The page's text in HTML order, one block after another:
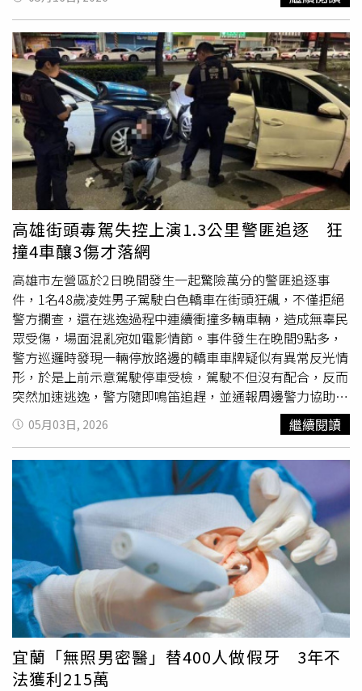
勢與環境狀況不明，擔心貿然下水恐發生危險，因此2人並
未直接進入河中救援，而是第一時間撥打電話報案，希望警
消盡速到場協助。新北市政府警察局海山分局與消防單位接
獲通報後，隨即派遣警力及消防救護人員前往現場。救援人
員抵達後，立即展開搜救與岸邊救援作業，並在現場民眾協
助下，合力將朱姓婦人救起。不過，婦人被拉上岸時已沒有
呼吸心跳，救護人員隨即在現場施作急救處置，之後由救護
車緊急送往亞東醫院持續搶救。院方醫療團隊接手後持續進
行急救，但朱姓婦人傷勢與身體狀況仍未改善，最後於當晚
11時35分宣告不治。警方後續也已聯繫婦人家屬前往醫院
處理相關事宜，家屬得知消息後趕赴醫院了解情況。警方表
示，目前已依規定報請新北地方檢察署進行司法相驗，後續
將釐清婦人實際死因，以及落水前是否有其他因素介入。◎
勇敢求救並非弱者，您的痛苦有人願意傾聽，請撥打
1995◎如果您覺得痛苦、似乎沒有出路，您並不孤單，請
撥打1925
高雄街頭毒駕失控上演1.3公里警匪追逐 狂
撞4車釀3傷才落網
高雄市左營區於2日晚間發生一起驚險萬分的警匪追逐事
件，1名48歲凌姓男子駕駛白色轎車在街頭狂飆，不僅拒絕
警方攔查，還在逃逸過程中連續衝撞多輛車輛，造成無辜民
眾受傷，場面混亂宛如電影情節。事件發生在晚間9點多，
警方巡邏時發現一輛停放路邊的轎車車牌疑似有異常反光情
形，於是上前示意駕駛停車受檢，駕駛不但沒有配合，反而
突然加速逃逸，警方隨即鳴笛追趕，並通報周邊警力協助攔
截，展開長達1.3公里的街頭追逐。逃逸過程中，凌姓男子
情緒激動、駕駛失控，甚至違規從快車道切上斑馬線，再急
轉彎企圖甩開警方，卻不慎撞上兩輛休旅車，分別為一名43
歲林姓女子駕駛的福特車以及42歲朱姓
女子駕駛的BMW車
輛，現場還波及2輛雙載機車，導致騎士與乘客跌倒，總計
造成3人受輕傷，緊急送醫治療。最終，該車在失控情況下
撞上路邊緣石才停下，警方迅速上前包圍並持槍喝令駕駛下
車，儘管男子態度囂張、拒不配合，仍被警方強制控制並逮
捕。警方在車內查獲第二級毒品安非他命共2包（毛重6.68
公克）及吸食器具。經進一步檢測，凌男酒測值為0，但唾
液快篩對甲基安非他命呈陽性反應，確認涉及毒駕。警方依
法依《道路交通管理處罰條例》開罰，最高可處12萬元罰
鍰，並將其依公共危險罪及違反毒品危害防制條例移送地檢
署偵辦。
05月03日, 2026 繼續閱讀
宜蘭「無照男密醫」替400人做假牙 3年不
法獲利215萬